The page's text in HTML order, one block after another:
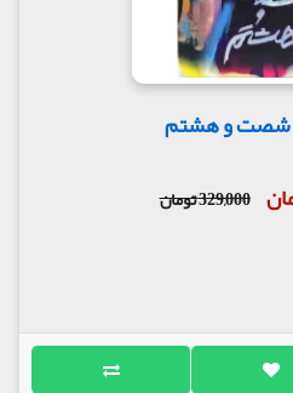
شصت و هشتم
329,000 تومان